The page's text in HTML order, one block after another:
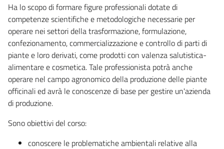
Ha lo scopo di formare figure professionali dotate di
competenze scientifiche e metodologiche necessarie per
operare nei settori della trasformazione, formulazione,
confezionamento, commercializzazione e controllo di parti di
piante e loro derivati, come prodotti con valenza salutistica-
alimentare e cosmetica. Tale professionista potrà anche
operare nel campo agronomico della produzione delle piante
officinali ed avrà le conoscenze di base per gestire un'azienda
di produzione.
Sono obiettivi del corso:
conoscere le problematiche ambientali relative alla